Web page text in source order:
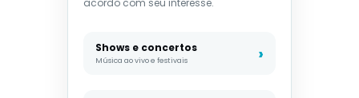
acordo com seu interesse.
Shows e concertos
Música ao vivo e festivais